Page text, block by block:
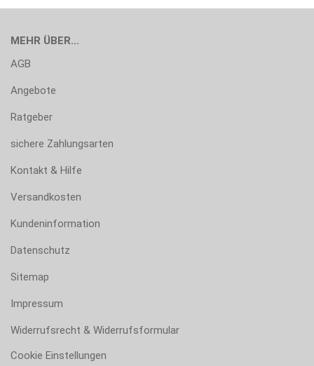
MEHR ÜBER...
AGB
Angebote
Ratgeber
sichere Zahlungsarten
Kontakt & Hilfe
Versandkosten
Kundeninformation
Datenschutz
Sitemap
Impressum
Widerrufsrecht & Widerrufsformular
Cookie Einstellungen